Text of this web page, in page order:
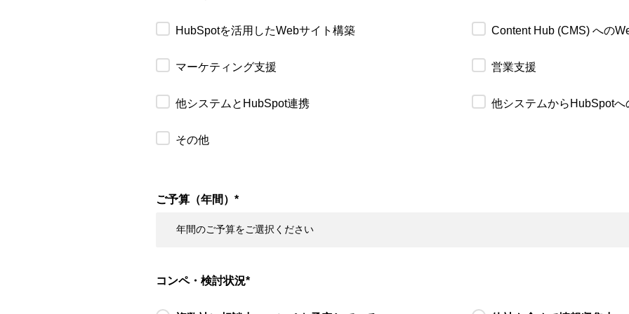
HubSpotを活用したWebサイト構築 Content Hub (CMS) への
マーケティング支援 営業支援
他システムとHubSpot連携 他システムからHubSpotへ
その他
ご予算（年間） *
コンペ・検討状況*